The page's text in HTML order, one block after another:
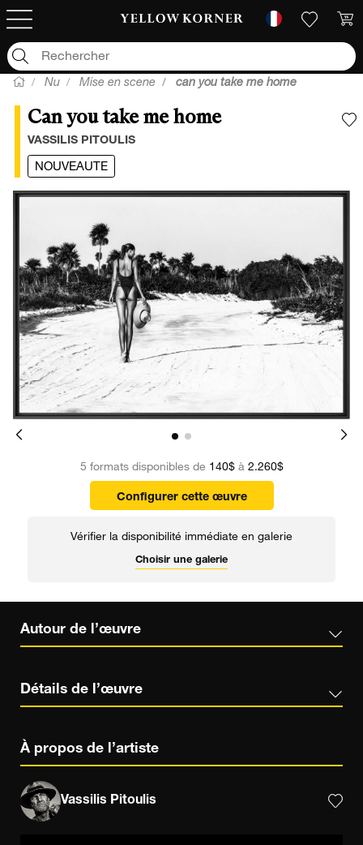
Nu Mise en scene can you take me home
Can you take me home
VASSILIS PITOULIS
NOUVEAUTE
5 formats disponibles de 140$à 2.260$
Configurer cette œuvre
Vérifier la disponibilité immédiate en galerie
Choisir une galerie
Autour de l’œuvre
Détails de l’œuvre
À propos de l’artiste
Vassilis Pitoulis